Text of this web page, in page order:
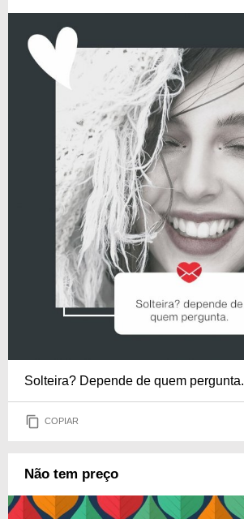
Solteira? Depende de quem pergunta.
COPIAR
Não tem preço